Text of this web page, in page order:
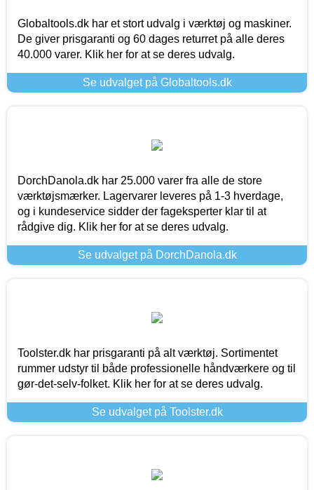
Globaltools.dk har et stort udvalg i værktøj og maskiner.
De giver prisgaranti og 60 dages returret på alle deres
40.000 varer. Klik her for at se deres udvalg.
Se udvalget på Globaltools.dk
DorchDanola.dk har 25.000 varer fra alle de store
værktøjsmærker. Lagervarer leveres på 1-3 hverdage,
og i kundeservice sidder der fageksperter klar til at
rådgive dig. Klik her for at se deres udvalg.
Se udvalget på DorchDanola.dk
Toolster.dk har prisgaranti på alt værktøj. Sortimentet
rummer udstyr til både professionelle håndværkere og til
gør-det-selv-folket. Klik her for at se deres udvalg.
Se udvalget på Toolster.dk